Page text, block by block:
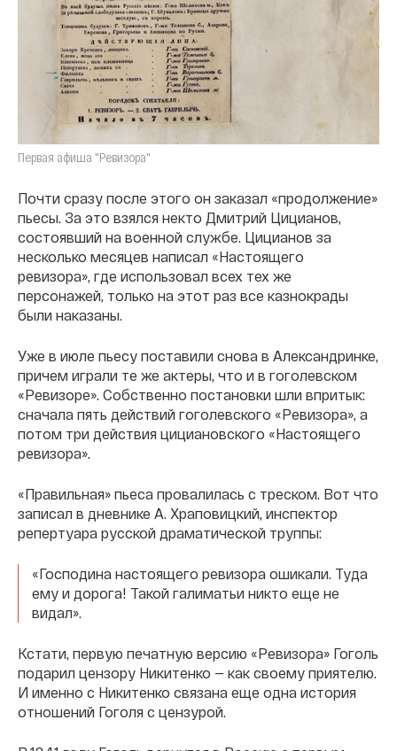
Первая афиша "Ревизора"
Почти сразу после этого он заказал «продолжение»
пьесы. За это взялся некто Дмитрий Цицианов,
состоявший на военной службе. Цицианов за
несколько месяцев написал «Настоящего
ревизора», где использовал всех тех же
персонажей, только на этот раз все казнокрады
были наказаны.
Уже в июле пьесу поставили снова в Александринке,
причем играли те же актеры, что и в гоголевском
«Ревизоре». Собственно постановки шли впритык:
сначала пять действий гоголевского «Ревизора», а
потом три действия цициановского «Настоящего
ревизора».
«Правильная» пьеса провалилась с треском. Вот что
записал в дневнике А. Храповицкий, инспектор
репертуара русской драматической труппы:
«Господина настоящего ревизора ошикали. Туда
ему и дорога! Такой галиматьи никто еще не
видал».
Кстати, первую печатную версию «Ревизора» Гоголь
подарил цензору Никитенко — как своему приятелю.
И именно с Никитенко связана еще одна история
отношений Гоголя с цензурой.